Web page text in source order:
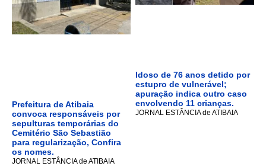
Prefeitura de Atibaia
convoca responsáveis por
sepulturas temporárias do
Cemitério São Sebastião
para regularização, Confira
os nomes.
JORNAL ESTÂNCIA de ATIBAIA
Idoso de 76 anos detido por
estupro de vulnerável;
apuração indica outro caso
envolvendo 11 crianças.
JORNAL ESTÂNCIA de ATIBAIA